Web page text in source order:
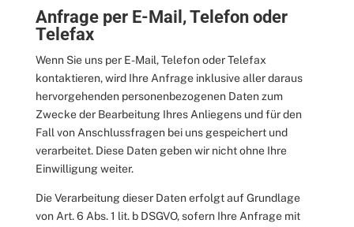
Anfrage per E-Mail, Telefon oder
Telefax
Wenn Sie uns per E-Mail, Telefon oder Telefax
kontaktieren, wird Ihre Anfrage inklusive aller daraus
hervorgehenden personenbezogenen Daten zum
Zwecke der Bearbeitung Ihres Anliegens und für den
Fall von Anschlussfragen bei uns gespeichert und
verarbeitet. Diese Daten geben wir nicht ohne Ihre
Einwilligung weiter.
Die Verarbeitung dieser Daten erfolgt auf Grundlage
von Art. 6 Abs. 1 lit. b DSGVO, sofern Ihre Anfrage mit